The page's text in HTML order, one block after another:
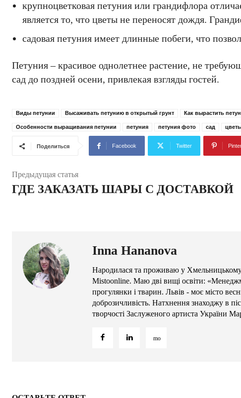
крупноцветковая петуния или грандифлора
является то, что цветы не переносят дождя.
садовая петуния имеет длинные побеги, что
Петуния – красивое однолетнее растение, не
сад до поздней осени, привлекая взгляды гостей.
Виды петунии Высаживать петунию в открытый грунт Как вырастить
Особенности выращивания петунии петуния петуния фото сад
Поделиться Facebook Twitter
Предыдущая статья
ГДЕ ЗАКАЗАТЬ ШАРЫ С ДОСТАВКОЙ
Inna Hananova
Народилася та проживаю у
Mistoonline. Маю дві вищі освіти:
прогулянки і тварин. Львів - моє місто
доброзичливість. Натхнення знаходжу в
творчості Заслуженого артиста України